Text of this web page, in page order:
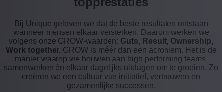
Bij Unique geloven we dat de beste resultaten ontstaan
wanneer mensen elkaar versterken. Daarom werken we
volgens onze GROW-waarden: Guts, Result, Ownership,
Work together. GROW is méér dan een acroniem. Het is de
manier waarop we bouwen aan high performing teams,
samenwerken én elkaar dagelijks uitdagen om te groeien. Zo
creëren we een cultuur van initiatief, vertrouwen en
gezamenlijke successen.